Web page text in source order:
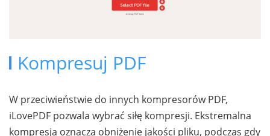
Kompresuj PDF
W przeciwieństwie do innych kompresorów PDF,
iLovePDF pozwala wybrać siłę kompresji. Ekstremalna
kompresja oznacza obniżenie jakości pliku, podczas gdy